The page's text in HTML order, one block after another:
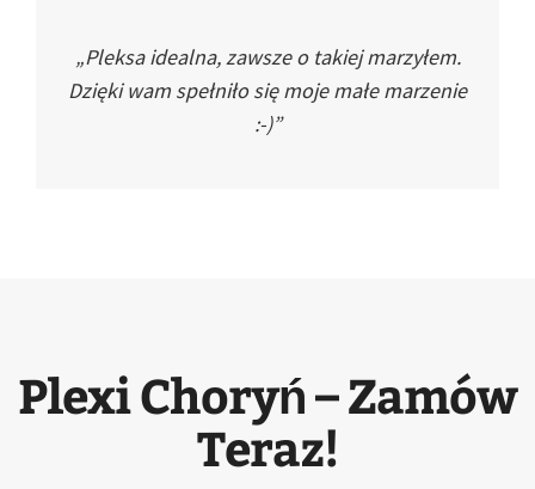
„Pleksa idealna, zawsze o takiej marzyłem.
Dzięki wam spełniło się moje małe marzenie
:-)”
Plexi Choryń – Zamów
Teraz!